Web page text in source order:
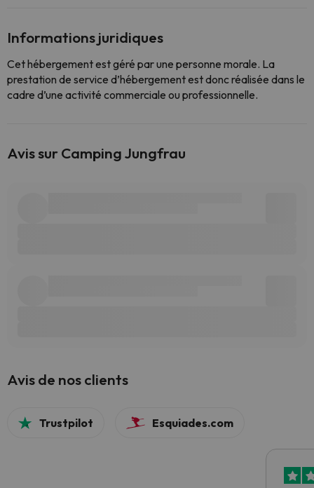
Informations juridiques
Cet hébergement est géré par une personne morale. La
prestation de service d’hébergement est donc réalisée dans le
cadre d’une activité commerciale ou professionnelle.
Avis sur Camping Jungfrau
Avis de nos clients
Trustpilot Esquiades.com